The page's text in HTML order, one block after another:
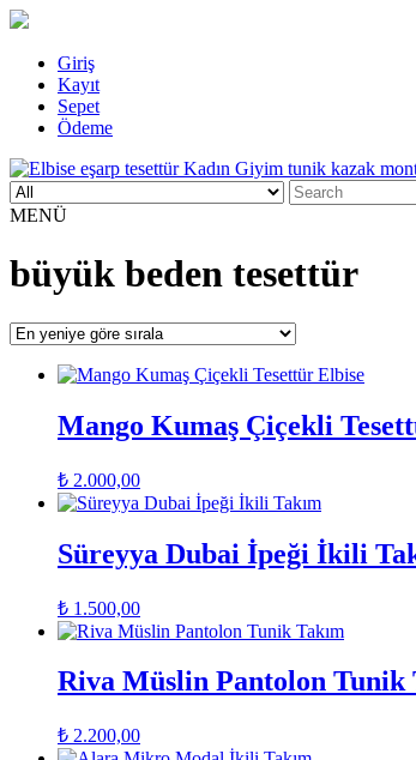
Skip
content
Giriş
Kayıt
Sepet
Ödeme
Elbise eşarp tesettür Kadın Giyim tunik kazak mont
Kadın Giyim üzerine alışveriş sitesi
Search
for:
MENÜ
büyük beden tesettür
Mango Kumaş Çiçekli
₺ 2.000,00
Süreyya Dubai İpeği İkili
₺ 1.500,00
Riva Müslin Pantolon Tunik
₺ 2.200,00